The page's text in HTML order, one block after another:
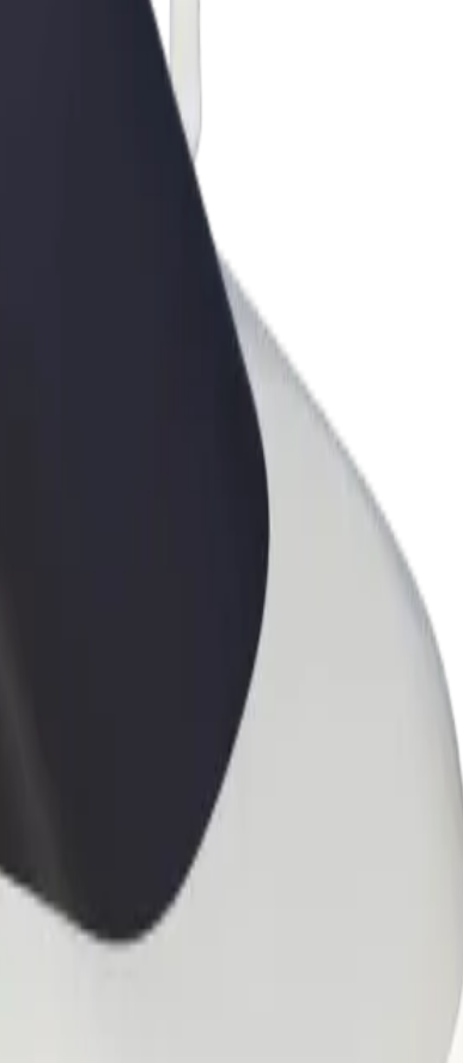
ผลิตภัณฑ์และบริการของ Bolt ที่มีการขยายขนาด
Kaduna
Kaduna อยู่ใช่ไหม มาดูบริการของเราและค้น